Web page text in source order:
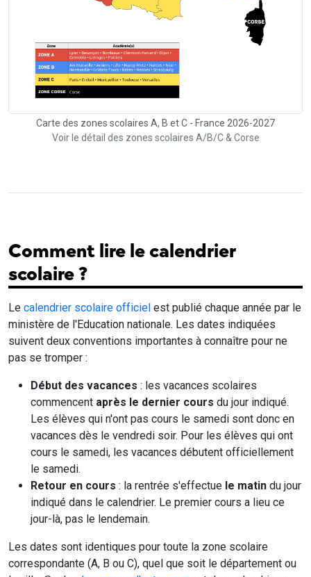
Carte des zones scolaires A, B et C - France 2026-2027
Voir le détail des zones scolaires A/B/C & Corse
Comment lire le calendrier
scolaire ?
Le calendrier scolaire officiel est publié chaque année par le
ministère de l'Education nationale. Les dates indiquées
suivent deux conventions importantes à connaître pour ne
pas se tromper :
Début des vacances : les vacances scolaires
commencent après le dernier cours du jour indiqué.
Les élèves qui n'ont pas cours le samedi sont donc en
vacances dès le vendredi soir. Pour les élèves qui ont
cours le samedi, les vacances débutent officiellement
le samedi.
Retour en cours : la rentrée s'effectue le matin du jour
indiqué dans le calendrier. Le premier cours a lieu ce
jour-là, pas le lendemain.
Les dates sont identiques pour toute la zone scolaire
correspondante (A, B ou C), quel que soit le département ou